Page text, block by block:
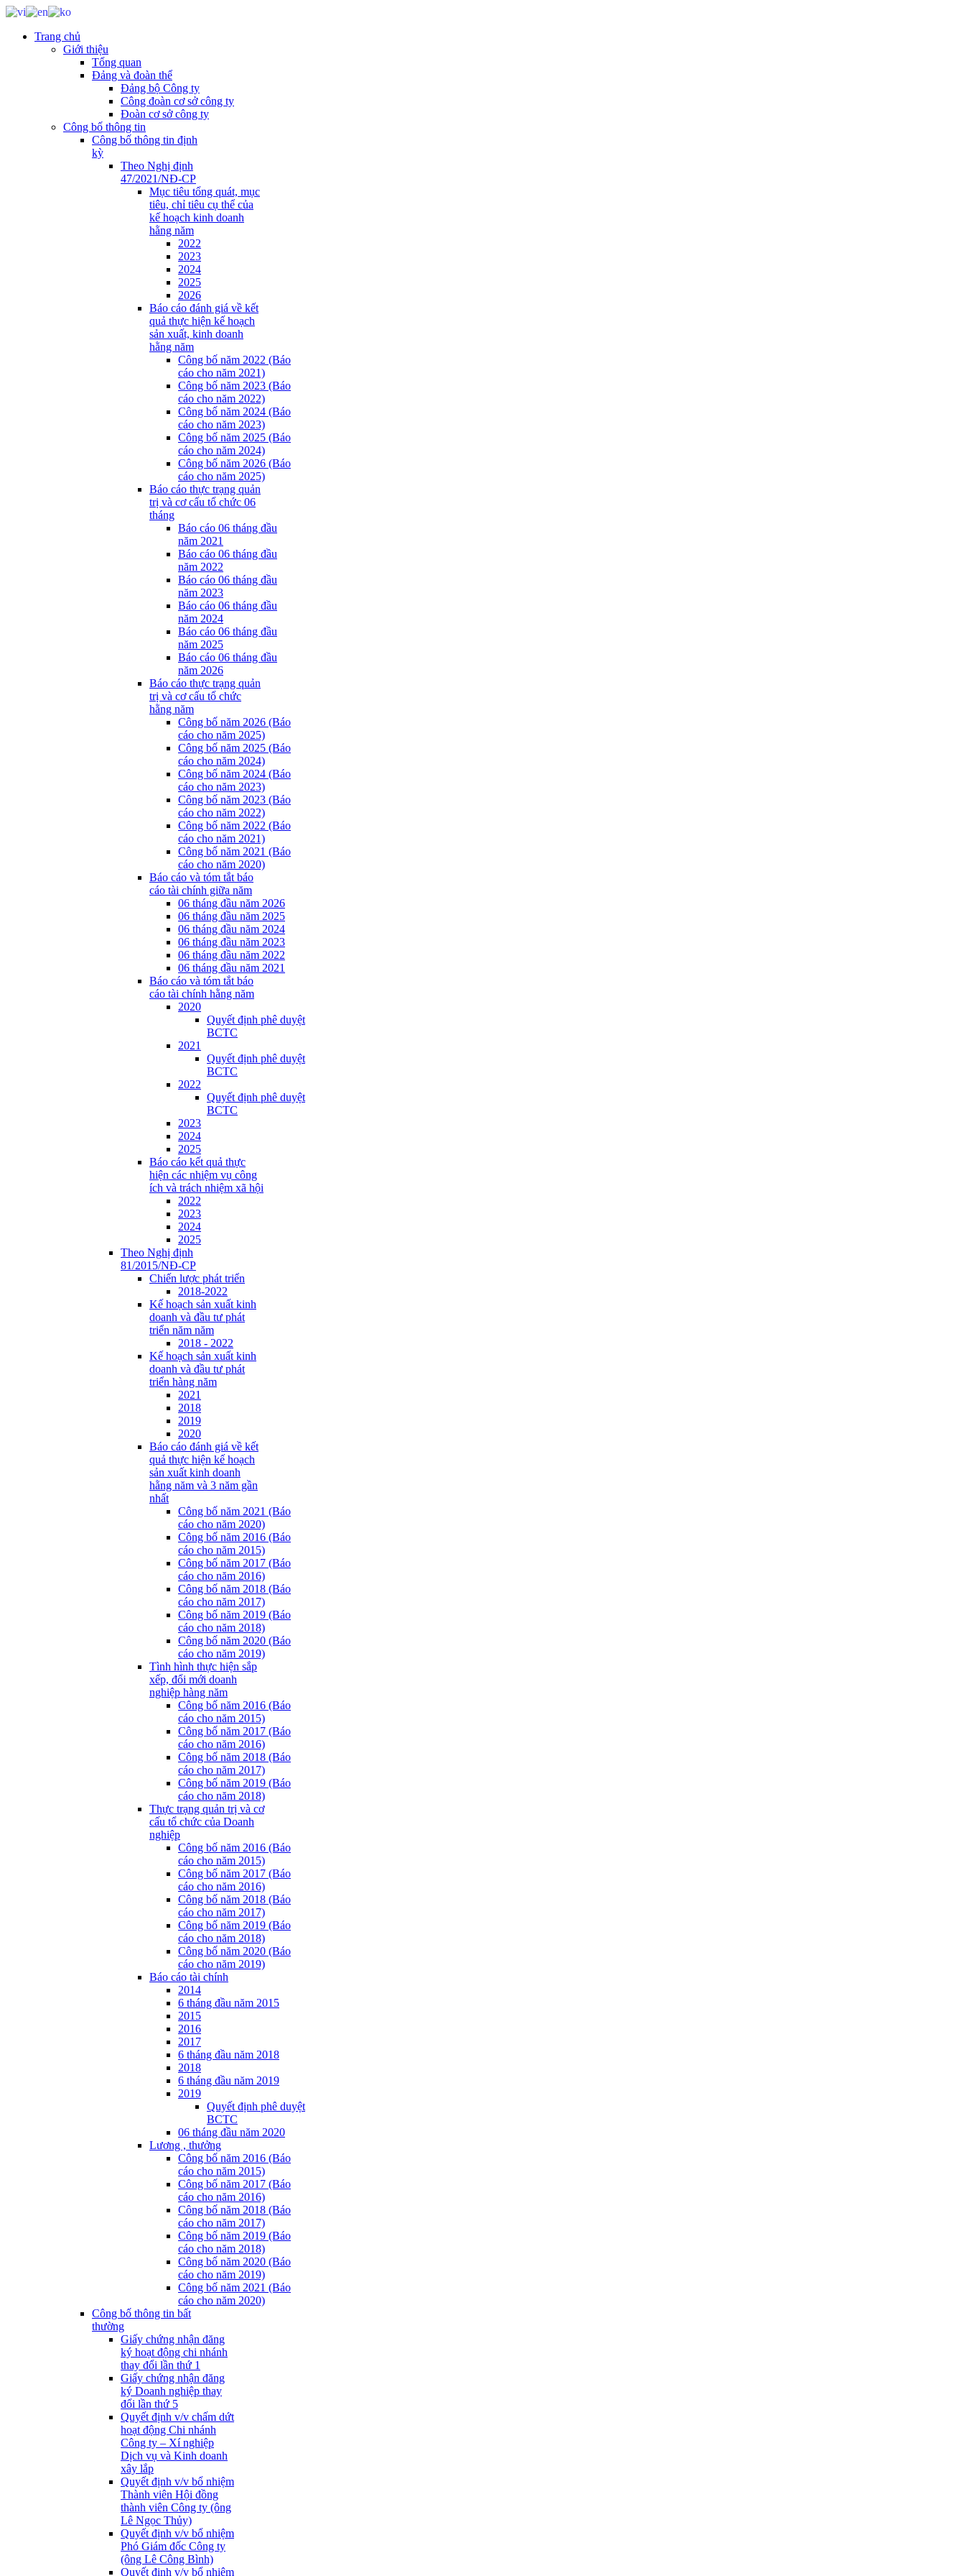
Trang chủ
Giới thiệu
Tổng quan
Đảng và đoàn thể
Đảng bộ Công ty
Công đoàn cơ sở công ty
Đoàn cơ sở công ty
Công bố thông tin
Công bố thông tin định
kỳ
Theo Nghị định
47/2021/NĐ-CP
Mục tiêu tổng quát, mục
tiêu, chỉ tiêu cụ thể của
kế hoạch kinh doanh
hằng năm
2022
2023
2024
2025
2026
Báo cáo đánh giá về kết
quả thực hiện kế hoạch
sản xuất, kinh doanh
hằng năm
Công bố năm 2022 (Báo
cáo cho năm 2021)
Công bố năm 2023 (Báo
cáo cho năm 2022)
Công bố năm 2024 (Báo
cáo cho năm 2023)
Công bố năm 2025 (Báo
cáo cho năm 2024)
Công bố năm 2026 (Báo
cáo cho năm 2025)
Báo cáo thực trạng quản
trị và cơ cấu tổ chức 06
tháng
Báo cáo 06 tháng đầu
năm 2021
Báo cáo 06 tháng đầu
năm 2022
Báo cáo 06 tháng đầu
năm 2023
Báo cáo 06 tháng đầu
năm 2024
Báo cáo 06 tháng đầu
năm 2025
Báo cáo 06 tháng đầu
năm 2026
Báo cáo thực trạng quản
trị và cơ cấu tổ chức
hằng năm
Công bố năm 2026 (Báo
cáo cho năm 2025)
Công bố năm 2025 (Báo
cáo cho năm 2024)
Công bố năm 2024 (Báo
cáo cho năm 2023)
Công bố năm 2023 (Báo
cáo cho năm 2022)
Công bố năm 2022 (Báo
cáo cho năm 2021)
Công bố năm 2021 (Báo
cáo cho năm 2020)
Báo cáo và tóm tắt báo
cáo tài chính giữa năm
06 tháng đầu năm 2026
06 tháng đầu năm 2025
06 tháng đầu năm 2024
06 tháng đầu năm 2023
06 tháng đầu năm 2022
06 tháng đầu năm 2021
Báo cáo và tóm tắt báo
cáo tài chính hằng năm
2020
Quyết định phê duyệt
BCTC
2021
Quyết định phê duyệt
BCTC
2022
Quyết định phê duyệt
BCTC
2023
2024
2025
Báo cáo kết quả thực
hiện các nhiệm vụ công
ích và trách nhiệm xã hội
2022
2023
2024
2025
Theo Nghị định
81/2015/NĐ-CP
Chiến lược phát triển
2018-2022
Kế hoạch sản xuất kinh
doanh và đầu tư phát
triển năm năm
2018 - 2022
Kế hoạch sản xuất kinh
doanh và đầu tư phát
triển hàng năm
2021
2018
2019
2020
Báo cáo đánh giá về kết
quả thực hiện kế hoạch
sản xuất kinh doanh
hằng năm và 3 năm gần
nhất
Công bố năm 2021 (Báo
cáo cho năm 2020)
Công bố năm 2016 (Báo
cáo cho năm 2015)
Công bố năm 2017 (Báo
cáo cho năm 2016)
Công bố năm 2018 (Báo
cáo cho năm 2017)
Công bố năm 2019 (Báo
cáo cho năm 2018)
Công bố năm 2020 (Báo
cáo cho năm 2019)
Tình hình thực hiện sắp
xếp, đổi mới doanh
nghiệp hàng năm
Công bố năm 2016 (Báo
cáo cho năm 2015)
Công bố năm 2017 (Báo
cáo cho năm 2016)
Công bố năm 2018 (Báo
cáo cho năm 2017)
Công bố năm 2019 (Báo
cáo cho năm 2018)
Thực trạng quản trị và cơ
cấu tổ chức của Doanh
nghiệp
Công bố năm 2016 (Báo
cáo cho năm 2015)
Công bố năm 2017 (Báo
cáo cho năm 2016)
Công bố năm 2018 (Báo
cáo cho năm 2017)
Công bố năm 2019 (Báo
cáo cho năm 2018)
Công bố năm 2020 (Báo
cáo cho năm 2019)
Báo cáo tài chính
2014
6 tháng đầu năm 2015
2015
2016
2017
6 tháng đầu năm 2018
2018
6 tháng đầu năm 2019
2019
Quyết định phê duyệt
BCTC
06 tháng đầu năm 2020
Lương , thưởng
Công bố năm 2016 (Báo
cáo cho năm 2015)
Công bố năm 2017 (Báo
cáo cho năm 2016)
Công bố năm 2018 (Báo
cáo cho năm 2017)
Công bố năm 2019 (Báo
cáo cho năm 2018)
Công bố năm 2020 (Báo
cáo cho năm 2019)
Công bố năm 2021 (Báo
cáo cho năm 2020)
Công bố thông tin bất
thường
Giấy chứng nhận đăng
ký hoạt động chi nhánh
thay đổi lần thứ 1
Giấy chứng nhận đăng
ký Doanh nghiệp thay
đổi lần thứ 5
Quyết định v/v chấm dứt
hoạt động Chi nhánh
Công ty – Xí nghiệp
Dịch vụ và Kinh doanh
xây lắp
Quyết định v/v bổ nhiệm
Thành viên Hội đồng
thành viên Công ty (ông
Lê Ngọc Thủy)
Quyết định v/v bổ nhiệm
Phó Giám đốc Công ty
(ông Lê Công Bình)
Quyết định v/v bổ nhiệm